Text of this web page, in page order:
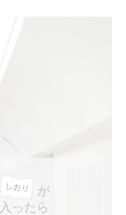
が
ったら